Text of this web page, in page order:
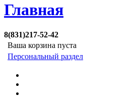
Главная
8(831)217-52-42
Ваша корзина пуста
Персональный раздел